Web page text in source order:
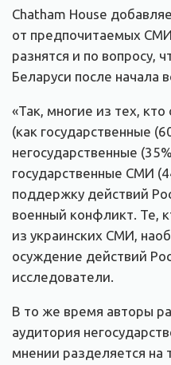
Chatham House
от предпочитаемых
разнятся и по вопросу,
Беларуси после начала
«Так, многие из тех,
(как государственные
негосударственные
государственные СМИ
поддержку действий
военный конфликт. Те,
из украинских СМИ,
осуждение действий
исследователи.
В то же время авторы
аудитория
мнении разделяется на